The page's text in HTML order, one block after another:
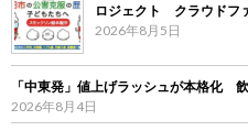
ロジェクト クラウドフ
2026年8月5日
「中東発」値上げラッシュが本格化
2026年8月4日